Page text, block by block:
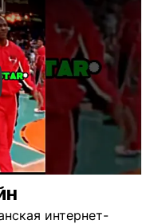
видео YouTube
интернет-